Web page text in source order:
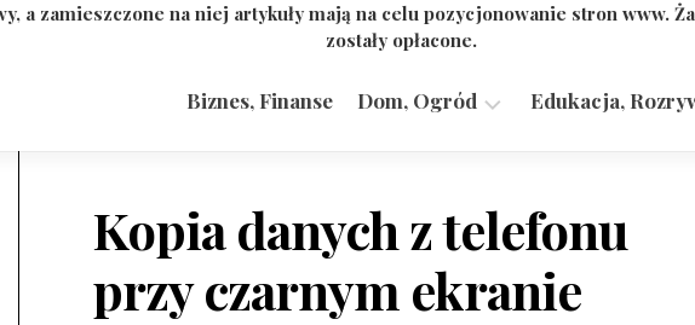
a zamieszczone na niej artykuły mają na celu pozycjonowanie stron www.
zostały opłacone.
Biznes, Finanse Dom, Ogród Edukacja,
Kopia danych z telefonu
przy czarnym ekranie